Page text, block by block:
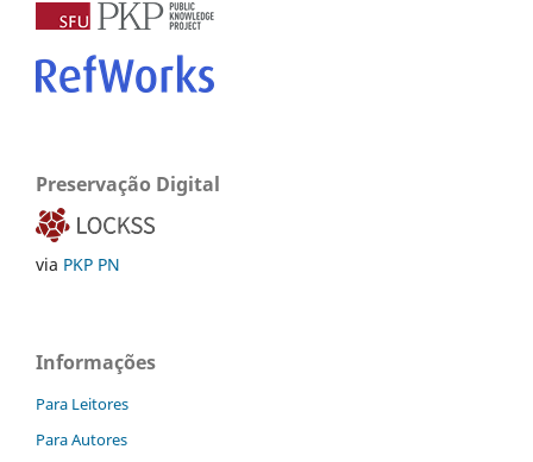
Preservação Digital
via PKP PN
Informações
Para Leitores
Para Autores